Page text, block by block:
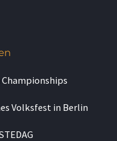
Championships
Volksfest in Berlin